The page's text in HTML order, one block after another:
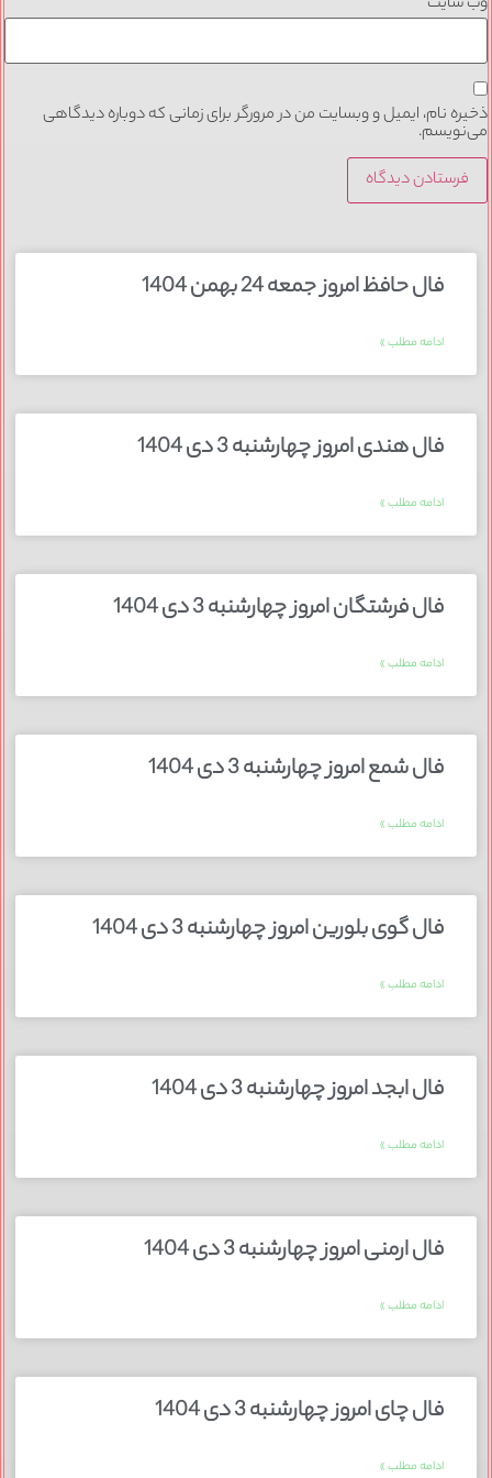
ذخیره نام، ایمیل و وبسایت من در مرورگر برای زمانی که دوباره دیدگاهی
می‌نویسم.
فال حافظ امروز جمعه 24 بهمن 1404
ادامه مطلب »
فال هندی امروز چهارشنبه 3 دی 1404
ادامه مطلب »
فال فرشتگان امروز چهارشنبه 3 دی 1404
ادامه مطلب »
فال شمع امروز چهارشنبه 3 دی 1404
ادامه مطلب »
فال گوی بلورین امروز چهارشنبه 3 دی 1404
ادامه مطلب »
فال ابجد امروز چهارشنبه 3 دی 1404
ادامه مطلب »
فال ارمنی امروز چهارشنبه 3 دی 1404
ادامه مطلب »
فال چای امروز چهارشنبه 3 دی 1404
ادامه مطلب »